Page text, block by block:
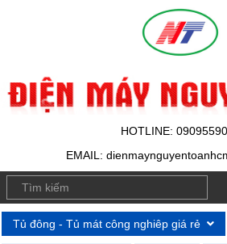
HOTLINE:
EMAIL:
Tủ đông - Tủ mát công nghiêp giá rẻ